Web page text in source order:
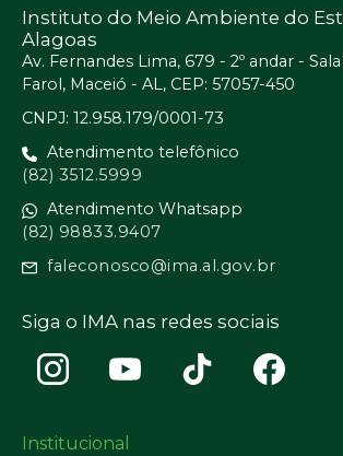
Instituto do Meio Ambiente do
Alagoas
Av. Fernandes Lima, 679 - 2º andar - Sala
Farol, Maceió - AL, CEP: 57057-450
CNPJ: 12.958.179/0001-73
Atendimento telefônico
(82) 3512.5999
Atendimento Whatsapp
(82) 98833.9407
faleconosco@ima.al.gov.br
Siga o IMA nas redes sociais
Institucional